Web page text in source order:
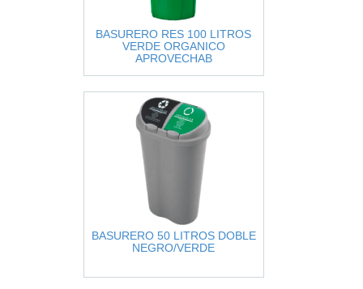
BASURERO RES 100 LITROS
VERDE ORGANICO
APROVECHAB
BASURERO 50 LITROS DOBLE
NEGRO/VERDE